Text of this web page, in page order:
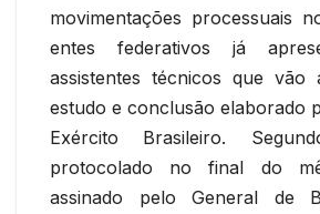
movimentações processuais
entes federativos já
assistentes técnicos que vão
estudo e conclusão elaborado
Exército Brasileiro.
protocolado no final do
assinado pelo General de